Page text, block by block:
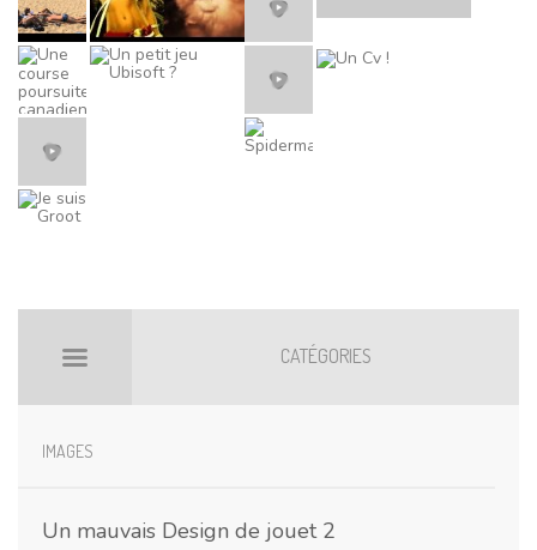
CATÉGORIES
IMAGES
Un mauvais Design de jouet 2